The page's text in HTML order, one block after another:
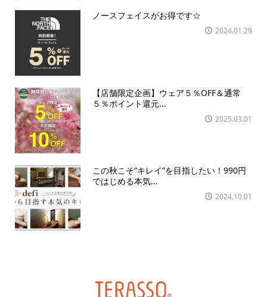
ノースフェイスがお得です☆
2024.01.29
【店舗限定企画】ウェア５％OFF＆通常
５％ポイント還元...
2025.03.01
この秋こそ“キレイ”を目指したい！990円
ではじめる本気...
2024.10.01